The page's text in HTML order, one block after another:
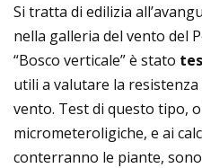
Si tratta di edilizia
nella galleria del vento del
“Bosco verticale” è stato
utili a valutare la
vento. Test di questo tipo,
micrometeroligiche, e ai
conterranno le piante,